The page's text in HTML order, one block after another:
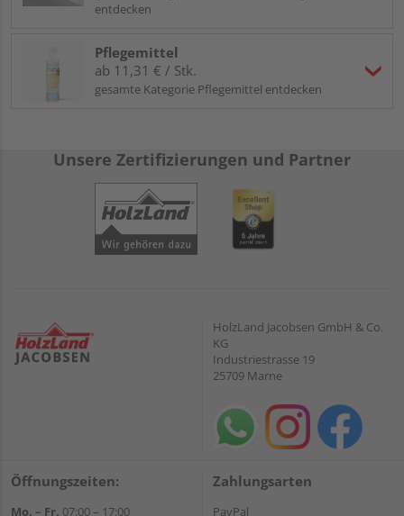
entdecken
Pflegemittel
ab 11,31 € / Stk.
gesamte Kategorie Pflegemittel entdecken
Unsere Zertifizierungen und Partner
HolzLand Jacobsen GmbH & Co.
KG
Industriestrasse 19
25709 Marne
Öffnungszeiten:
Mo. – Fr. 07:00 – 17:00
Zahlungsarten
PayPal